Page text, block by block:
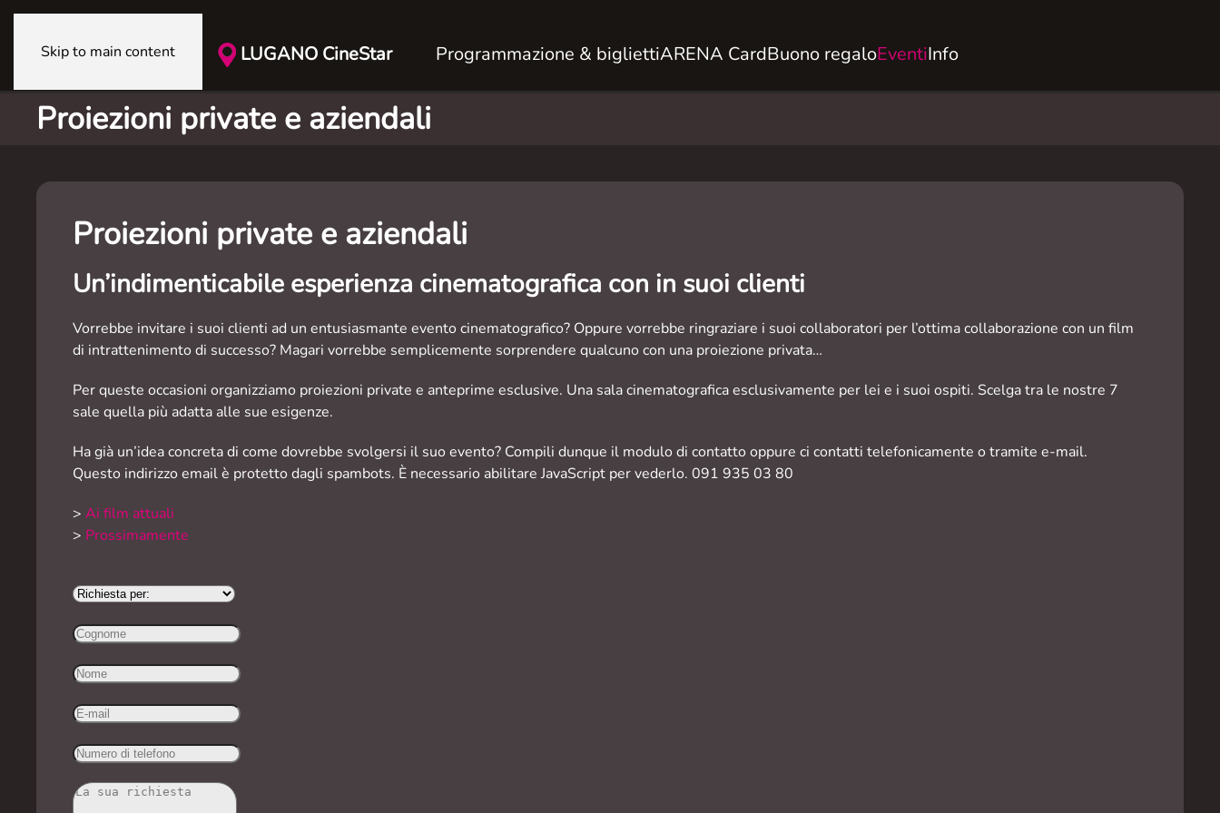
Skip to main content LUGANO CineStar Programmazione & bigliettiARENA CardBuono regaloEventiInfo
Proiezioni private e aziendali
Proiezioni private e aziendali
Un’indimenticabile esperienza cinematografica con in suoi clienti
Vorrebbe invitare i suoi clienti ad un entusiasmante evento cinematografico? Oppure vorrebbe ringraziare i suoi collaboratori per l’ottima collaborazione con un film
di intrattenimento di successo? Magari vorrebbe semplicemente sorprendere qualcuno con una proiezione privata…
Per queste occasioni organizziamo proiezioni private e anteprime esclusive. Una sala cinematografica esclusivamente per lei e i suoi ospiti. Scelga tra le nostre 7
sale quella più adatta alle sue esigenze.
Ha già un’idea concreta di come dovrebbe svolgersi il suo evento? Compili dunque il modulo di contatto oppure ci contatti telefonicamente o tramite e-mail.
Questo indirizzo email è protetto dagli spambots. È necessario abilitare JavaScript per vederlo. 091 935 03 80
> Ai film attuali
> Prossimamente